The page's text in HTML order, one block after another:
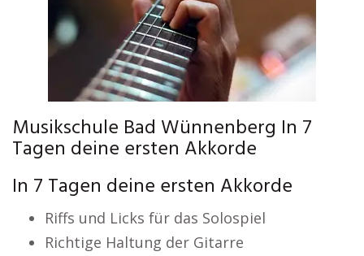
Musikschule Bad Wünnenberg In 7
Tagen deine ersten Akkorde
In 7 Tagen deine ersten Akkorde
Riffs und Licks für das Solospiel
Richtige Haltung der Gitarre